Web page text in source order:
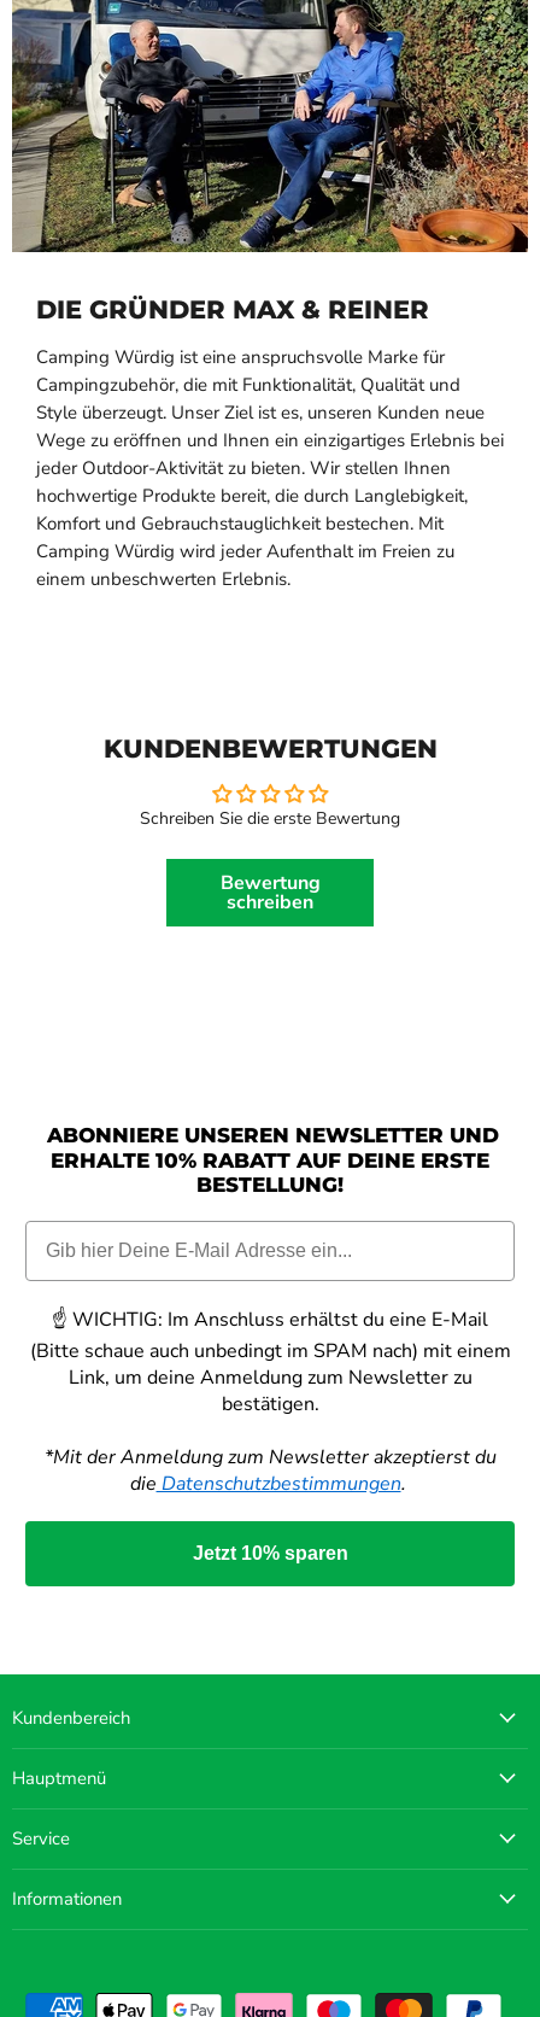
DIE GRÜNDER MAX & REINER
Camping Würdig ist eine anspruchsvolle Marke für
Campingzubehör, die mit Funktionalität, Qualität und
Style überzeugt. Unser Ziel ist es, unseren Kunden neue
Wege zu eröffnen und Ihnen ein einzigartiges Erlebnis bei
jeder Outdoor-Aktivität zu bieten. Wir stellen Ihnen
hochwertige Produkte bereit, die durch Langlebigkeit,
Komfort und Gebrauchstauglichkeit bestechen. Mit
Camping Würdig wird jeder Aufenthalt im Freien zu
einem unbeschwerten Erlebnis.
KUNDENBEWERTUNGEN
Schreiben Sie die erste Bewertung
Bewertung
schreiben
ABONNIERE UNSEREN NEWSLETTER UND
ERHALTE 10% RABATT AUF DEINE ERSTE
BESTELLUNG!
☝️ WICHTIG: Im Anschluss erhältst du eine E-Mail
(Bitte schaue auch unbedingt im SPAM nach) mit einem
Link, um deine Anmeldung zum Newsletter zu
bestätigen.
*Mit der Anmeldung zum Newsletter akzeptierst du
die Datenschutzbestimmungen.
Jetzt 10% sparen
Kundenbereich
Hauptmenü
Service
Informationen